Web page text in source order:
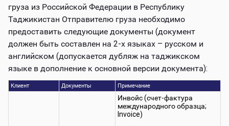
груза из Российской Федерации в Республику
Таджикистан Отправителю груза необходимо
предоставить следующие документы (документ
должен быть составлен на 2-х языках – русском и
английском (допускается дубляж на таджикском
языке в дополнение к основной версии документа):
Клиент Документы Примечание
Инвойс (счет-фактура
международного образца;
Invoice)